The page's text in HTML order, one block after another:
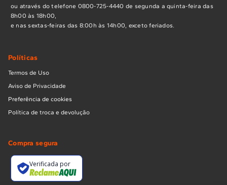
ou através do telefone 0800-725-4440 de segunda a quinta-feira das
8h00 às 18h00,
e nas sextas-feiras das 8:00h às 14h00, exceto feriados.
Políticas
Termos de Uso
Aviso de Privacidade
Preferência de cookies
Política de troca e devolução
Compra segura
Verificada por